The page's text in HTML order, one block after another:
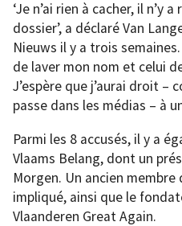
‘Je n’ai rien à cacher, il n’y
dossier’, a déclaré Van
Nieuws il y a trois semaines.
de laver mon nom et celui
J’espère que j’aurai droit –
passe dans les médias – à
Parmi les 8 accusés, il y a
Vlaams Belang, dont un
Morgen. Un ancien
impliqué, ainsi que le
Vlaanderen Great Again.